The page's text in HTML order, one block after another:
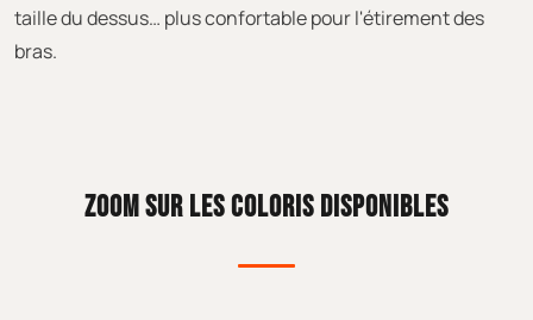
taille du dessus… plus confortable pour l'étirement des
bras.
ZOOM SUR LES COLORIS DISPONIBLES